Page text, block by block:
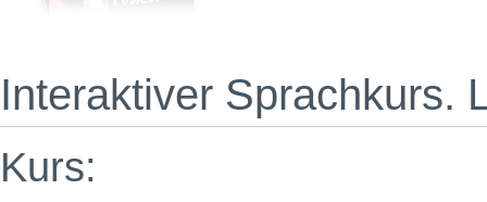
Interaktiver Sprachkurs.
Kurs: